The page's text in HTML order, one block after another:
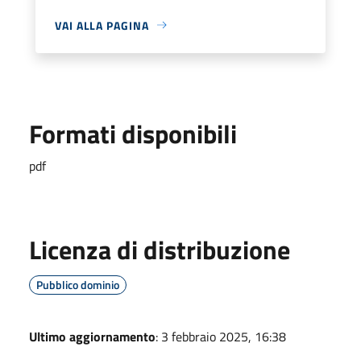
VAI ALLA PAGINA
Formati disponibili
pdf
Licenza di distribuzione
Pubblico dominio
Ultimo aggiornamento: 3 febbraio 2025, 16:38